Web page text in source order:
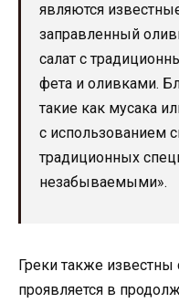
являются
заправленный
салат с
фета и оливками.
такие как мусака
с использованием
традиционных
незабываемыми».
Греки также
проявляется в